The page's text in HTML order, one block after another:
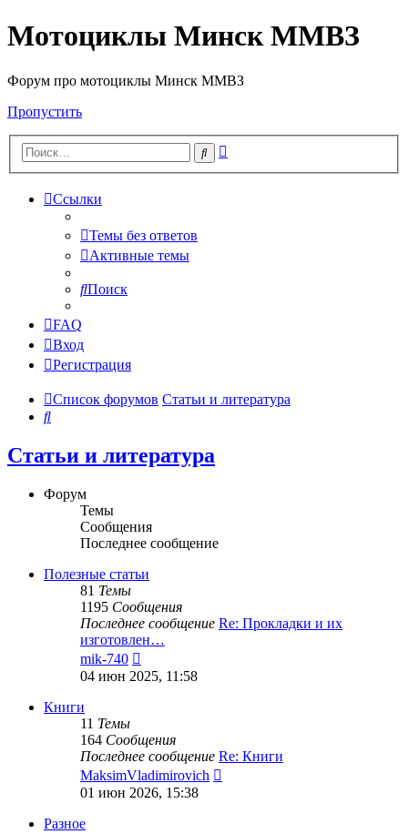
Мотоциклы Минск ММВЗ
Форум про мотоциклы Минск ММВЗ
Пропустить
Поиск
Ссылки
Темы без ответов
Активные темы
Поиск
FAQ
Вход
Регистрация
Список форумов Статьи и литература
Поиск
Статьи и литература
Форум
Темы
Сообщения
Последнее сообщение
Полезные статьи
81 Темы
1195 Сообщения
Последнее сообщение Re: Прокладки и их
изготовлен…
mik-740
к
последнему
04 июн 2025, 11:58
Книги
11 Темы
164 Сообщения
Последнее сообщение Re: Книги
MaksimVladimirovich
01 июн 2026, 15:38
Разное